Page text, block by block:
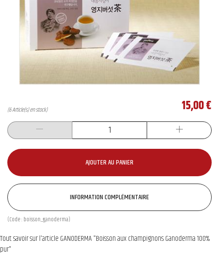
(6 Article(s) en stock) 15,00 €
AJOUTER AU PANIER
INFORMATION COMPLÉMENTAIRE
(Code : boisson_ganoderma)
Tout savoir sur l'article GANODERMA "Boisson aux champignons Ganoderma 100%
pur"